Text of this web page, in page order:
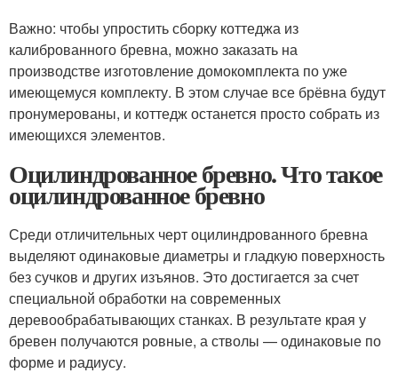
Важно: чтобы упростить сборку коттеджа из
калиброванного бревна, можно заказать на
производстве изготовление домокомплекта по уже
имеющемуся комплекту. В этом случае все брёвна будут
пронумерованы, и коттедж останется просто собрать из
имеющихся элементов.
Оцилиндрованное бревно. Что такое
оцилиндрованное бревно
Среди отличительных черт оцилиндрованного бревна
выделяют одинаковые диаметры и гладкую поверхность
без сучков и других изъянов. Это достигается за счет
специальной обработки на современных
деревообрабатывающих станках. В результате края у
бревен получаются ровные, а стволы — одинаковые по
форме и радиусу.